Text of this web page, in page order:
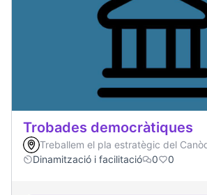
Trobades democràtiques
Treballem el pla estratègic del
Dinamització i facilitació
0 0